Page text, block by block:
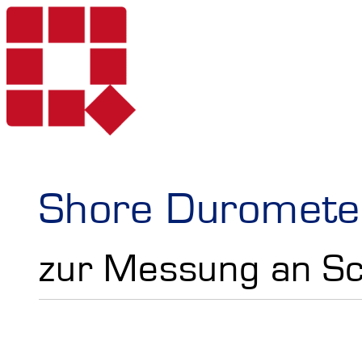
Shore
zur Messung an
Produkte
Härteprüfung
Dienstleistungen